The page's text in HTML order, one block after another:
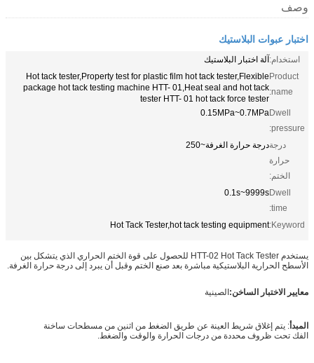
وصف
اختبار عبوات البلاستيك
استخدام:آلة اختبار البلاستيك
Product
name:
Hot tack tester,Property test for plastic film hot tack tester,Flexible
package hot tack testing machine HTT- 01,Heat seal and hot tack
tester HTT- 01 hot tack force tester
Dwell
pressure:
0.15MPa~0.7MPa
درجة
حرارة
الختم:
درجة حرارة الغرفة~250
Dwell
time:
0.1s~9999s
Keyword:
Hot Tack Tester,hot tack testing equipment
يستخدم HTT-02 Hot Tack Tester للحصول على قوة الختم الحراري الذي يتشكل بين
الأسطح الحرارية البلاستيكية مباشرة بعد صنع الختم وقبل أن يبرد إلى درجة حرارة الغرفة.
معايير الاختبار الساخن:الصينية
المبدأ: يتم إغلاق شريط العينة عن طريق الضغط من اثنين من مسطحات ساخنة
الفك تحت ظروف محددة من درجات الحرارة والوقت والضغط.